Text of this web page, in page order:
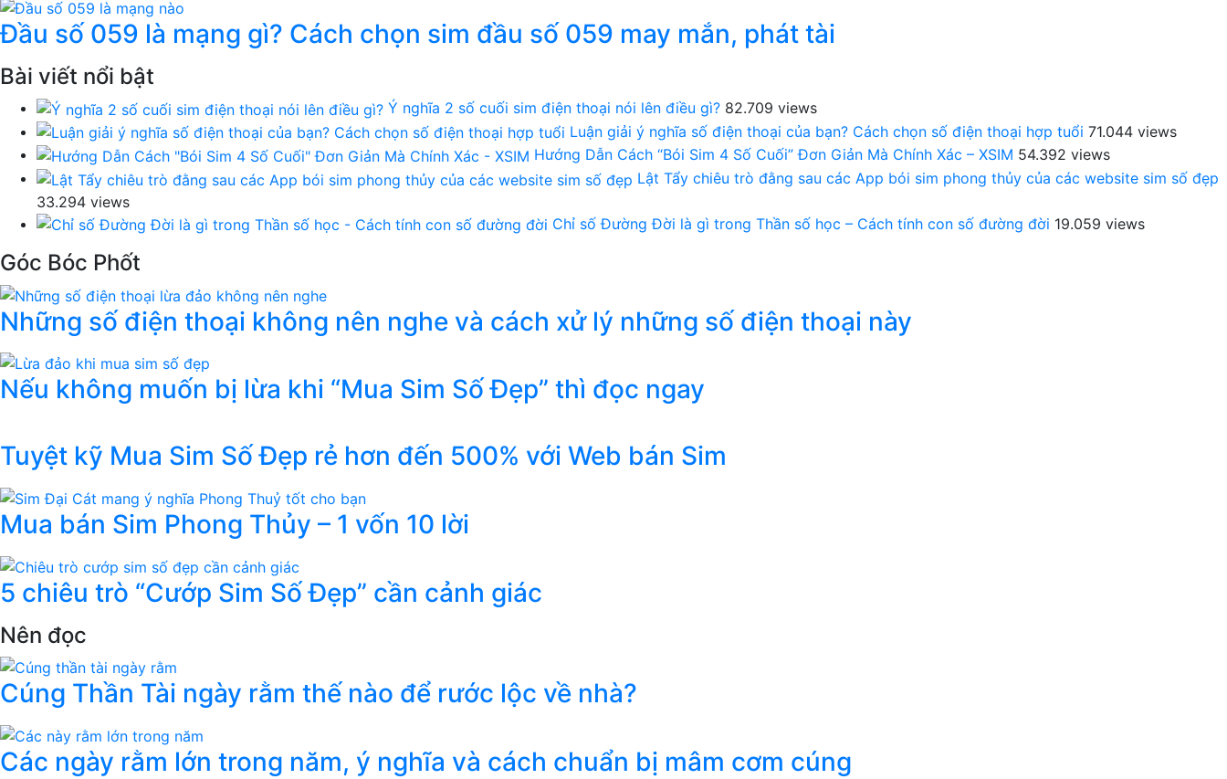
Đầu số 059 là mạng gì? Cách chọn sim đầu số 059 may mắn, phát tài
Bài viết nổi bật
Ý nghĩa 2 số cuối sim điện thoại nói lên điều gì? 82.709 views
Luận giải ý nghĩa số điện thoại của bạn? Cách chọn số điện thoại hợp tuổi 71.044 views
Hướng Dẫn Cách “Bói Sim 4 Số Cuối” Đơn Giản Mà Chính Xác – XSIM 54.392 views
Lật Tẩy chiêu trò đằng sau các App bói sim phong thủy của các website sim số đẹp
33.294 views
Chỉ số Đường Đời là gì trong Thần số học – Cách tính con số đường đời 19.059 views
Góc Bóc Phốt
Những số điện thoại không nên nghe và cách xử lý những số điện thoại này
Nếu không muốn bị lừa khi “Mua Sim Số Đẹp” thì đọc ngay
Tuyệt kỹ Mua Sim Số Đẹp rẻ hơn đến 500% với Web bán Sim
Mua bán Sim Phong Thủy – 1 vốn 10 lời
5 chiêu trò “Cướp Sim Số Đẹp” cần cảnh giác
Nên đọc
Cúng Thần Tài ngày rằm thế nào để rước lộc về nhà?
Các ngày rằm lớn trong năm, ý nghĩa và cách chuẩn bị mâm cơm cúng